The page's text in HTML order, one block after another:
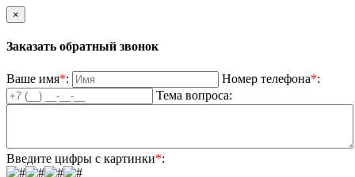
×
Заказать обратный звонок
Ваше имя*: Номер телефона*:
Тема вопроса:
Введите цифры с картинки*: